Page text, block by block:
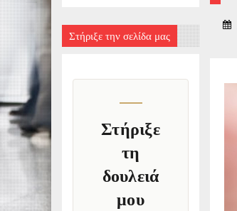
Στήριξε την σελίδα μας
Στήριξε
τη
δουλειά
μου